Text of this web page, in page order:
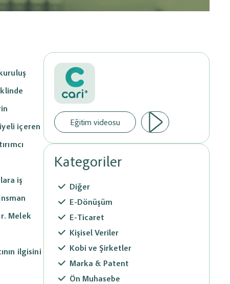
Evraklarınızı Paylaşın
içeren
iş
Melek
ilgisini
®
Eğitim videosu
Kategoriler
Diğer
E-Dönüşüm
E-Ticaret
Kişisel Veriler
Kobi ve Şirketler
Marka & Patent
Ön Muhasebe